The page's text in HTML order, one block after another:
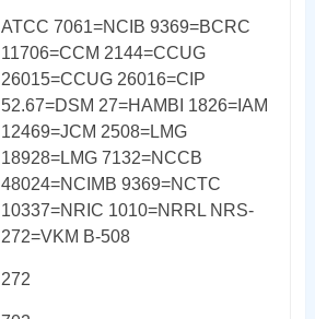
ATCC 7061=NCIB 9369=BCRC
11706=CCM 2144=CCUG
26015=CCUG 26016=CIP
52.67=DSM 27=HAMBI 1826=IAM
12469=JCM 2508=LMG
18928=LMG 7132=NCCB
48024=NCIMB 9369=NCTC
10337=NRIC 1010=NRRL NRS-
272=VKM B-508
272